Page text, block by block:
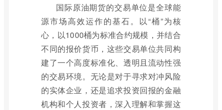
国际原油期货的交易单位是全球能
源市场高效运作的基石。以“桶”为核
心，以1000桶为标准合约规模，并结合
不同的报价货币，这些交易单位共同构
建了一个高度标准化、透明且流动性强
的交易环境。无论是对于寻求对冲风险
的实体企业，还是追求投资回报的金融
机构和个人投资者，深入理解和掌握这